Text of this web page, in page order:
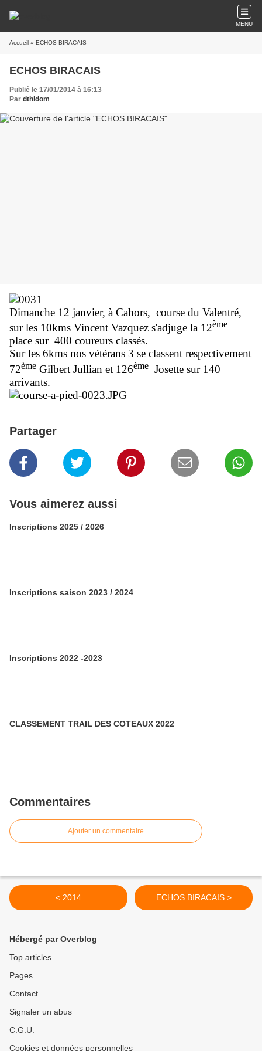
MENU
Accueil » ECHOS BIRACAIS
ECHOS BIRACAIS
Publié le 17/01/2014 à 16:13
Par dthidom
Dimanche 12 janvier, à Cahors, course du Valentré,
sur les 10kms Vincent Vazquez s'adjuge la 12ème
place sur 400 coureurs classés.
Sur les 6kms nos vétérans 3 se classent respectivement
72ème Gilbert Jullian et 126ème Josette sur 140
arrivants.
Partager
Vous aimerez aussi
Inscriptions 2025 / 2026
Inscriptions saison 2023 / 2024
Inscriptions 2022 -2023
CLASSEMENT TRAIL DES COTEAUX 2022
Commentaires
Ajouter un commentaire
< 2014 ECHOS BIRACAIS >
Hébergé par Overblog
Top articles
Pages
Contact
Signaler un abus
C.G.U.
Cookies et données personnelles